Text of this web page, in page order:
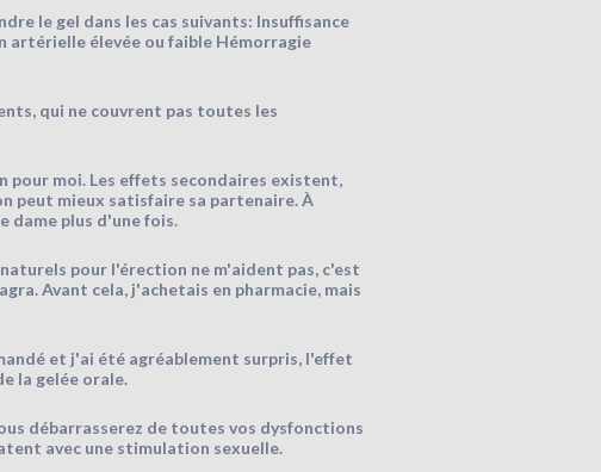
le gel dans les cas suivants: Insuffisance
artérielle élevée ou faible Hémorragie
qui ne couvrent pas toutes les
pour moi. Les effets secondaires existent,
peut mieux satisfaire sa partenaire. À
dame plus d'une fois.
pour l'érection ne m'aident pas, c'est
Avant cela, j'achetais en pharmacie, mais
et j'ai été agréablement surpris, l'effet
la gelée orale.
débarrasserez de toutes vos dysfonctions
avec une stimulation sexuelle.